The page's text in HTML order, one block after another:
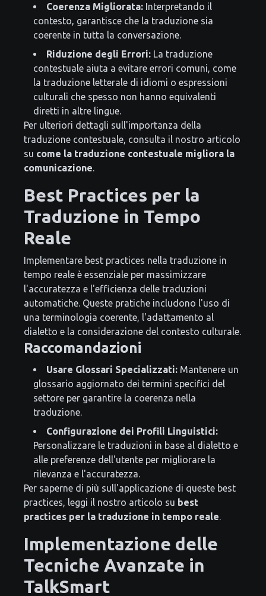
Coerenza Migliorata: Interpretando il
contesto, garantisce che la traduzione sia
coerente in tutta la conversazione.
Riduzione degli Errori: La traduzione
contestuale aiuta a evitare errori comuni, come
la traduzione letterale di idiomi o espressioni
culturali che spesso non hanno equivalenti
diretti in altre lingue.
Per ulteriori dettagli sull'importanza della
traduzione contestuale, consulta il nostro articolo
su come la traduzione contestuale migliora la
comunicazione
Best Practices per la
Traduzione in Tempo
Reale
Implementare best practices nella traduzione in
tempo reale è essenziale per massimizzare
l'accuratezza e l'efficienza delle traduzioni
automatiche. Queste pratiche includono l'uso di
una terminologia coerente, l'adattamento al
dialetto e la considerazione del contesto culturale.
Raccomandazioni
Usare Glossari Specializzati: Mantenere un
glossario aggiornato dei termini specifici del
settore per garantire la coerenza nella
traduzione.
Configurazione dei Profili Linguistici:
Personalizzare le traduzioni in base al dialetto e
alle preferenze dell'utente per migliorare la
rilevanza e l'accuratezza.
Per saperne di più sull'applicazione di queste best
practices, leggi il nostro articolo su best
practices per la traduzione in tempo reale
Implementazione delle
Tecniche Avanzate in
TalkSmart